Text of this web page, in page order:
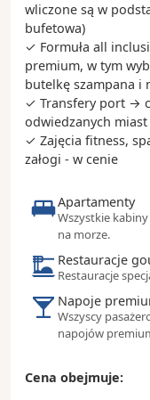
Ciekawostki:
- w każdą
Syntagma
- stadion
zbudowany z
pierwsze
roku
- w Atenach
Akropol z
- Brettos to
centrum Plaki
wliczone są w
bufetowa)
✓ Formuła all
premium, w tym
butelkę szampana i
✓ Transfery port →
odwiedzanych
✓ Zajęcia fitness,
załogi - w cenie
Apartamenty
Wszystkie
na morze.
Restauracje
Restauracje
Napoje
Wszyscy
napojów
Cena obejmuje: